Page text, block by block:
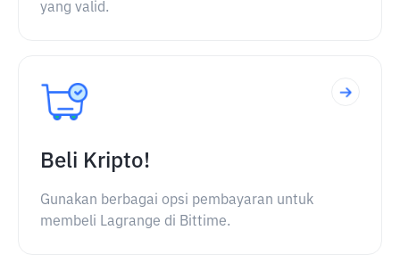
yang valid.
Beli Kripto!
Gunakan berbagai opsi pembayaran untuk
membeli Lagrange di Bittime.